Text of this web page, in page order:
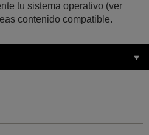
tu sistema operativo (ver
contenido compatible.